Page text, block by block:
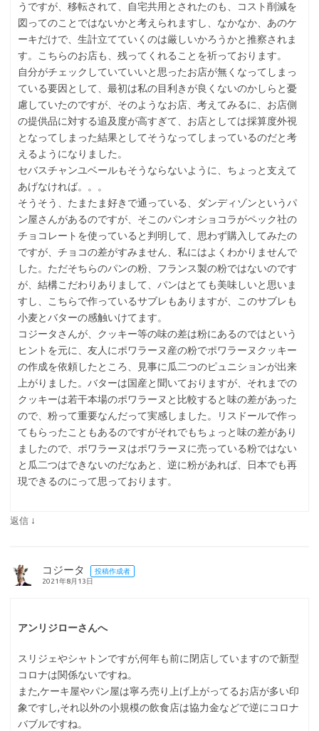
うですが、移転されて、自宅共用とされたのも、コスト削減を
図ってのことではないかと考えられますし、なかなか、あのケ
ーキだけで、生計立てていくのは厳しいかろうかと推察されま
す。こちらのお店も、残ってくれることを祈っております。
自分がチェックしていていいと思ったお店が無くなってしまっ
ている要因として、最初は私の目利きが良くないのかしらと憂
慮していたのですが、そのようなお店、考えてみるに、お店側
の提供品に対する追及度が高すぎて、お店としては採算度外視
となってしまった結果としてそうなってしまっているのだと考
えるようになりました。
セバスチャンユベールもそうならないように、ちょっと支えて
あげなければ。。。
そうそう、たまたま好きで通っている、ダンディゾンというパ
ン屋さんがあるのですが、そこのパンオショコラがペック社の
チョコレートを使っていると判明して、思わず購入してみたの
ですが、チョコの差がすみません、私にはよくわかりませんで
した。ただそちらのパンの粉、フランス製の粉ではないのです
が、結構こだわりありまして、パンはとても美味しいと思いま
すし、こちらで作っているサブレもありますが、このサブレも
小麦とバターの感触いけてます。
コジータさんが、クッキー等の味の差は粉にあるのではという
ヒントを元に、友人にポワラーヌ産の粉でポワラーヌクッキー
の作成を依頼したところ、見事に瓜二つのピュニションが出来
上がりました。バターは国産と聞いておりますが、それまでの
クッキーは若干本場のポワラーヌと比較すると味の差があった
ので、粉って重要なんだって実感しました。リスドールで作っ
てもらったこともあるのですがそれでもちょっと味の差があり
ましたので、ポワラーヌはポワラーヌに売っている粉ではない
と瓜二つはできないのだなあと、逆に粉があれば、日本でも再
現できるのにって思っております。
返信 ↓
コジータ
投稿作成者
2021年8月13日
アンリジローさんへ
スリジェやシャトンですが,何年も前に閉店していますので新型
コロナは関係ないですね。
また,ケーキ屋やパン屋は寧ろ売り上げ上がってるお店が多い印
象ですし,それ以外の小規模の飲食店は協力金などで逆にコロナ
バブルですね。